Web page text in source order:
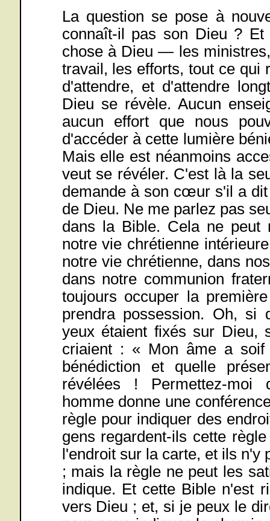
La question se pose à
connaît-il pas son Dieu ?
chose à Dieu — les
travail, les efforts, tout ce
d'attendre, et d'attendre
Dieu se révèle. Aucun
aucun effort que nous
d'accéder à cette lumière
Mais elle est néanmoins
veut se révéler. C'est là la
demande à son cœur s'il a
de Dieu. Ne me parlez pas
dans la Bible. Cela ne peut
notre vie chrétienne
notre vie chrétienne, dans
dans notre communion
toujours occuper la
prendra possession. Oh, si
yeux étaient fixés sur
criaient : « Mon âme a soif
bénédiction et quelle
révélées ! Permettez-moi
homme donne une
règle pour indiquer des
gens regardent-ils cette
l'endroit sur la carte, et ils
; mais la règle ne peut les
indique. Et cette Bible n'est
vers Dieu ; et, si je peux le